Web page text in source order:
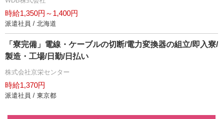
時給1,350円～1,400円
派遣社員 / 北海道
「寮完備」電線・ケーブルの切断/電力変換器の組立/即入寮/
製造・工場/日勤/日払い
株式会社京栄センター
時給1,370円
派遣社員 / 東京都